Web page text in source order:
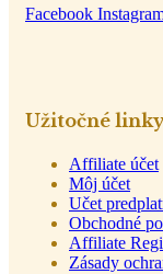
Facebook
Užitočné
Affiliate účet
Môj účet
Učet
Obchodné
Affiliate
Zásady